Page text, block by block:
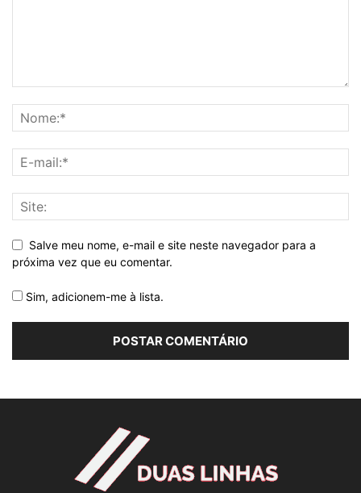
Salve meu nome, e-mail e site neste navegador para a
próxima vez que eu comentar.
Sim, adicionem-me à lista.